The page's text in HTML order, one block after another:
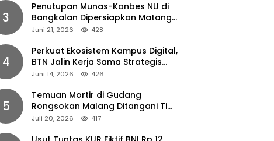
3
Penutupan Munas-Konbes NU di
Bangkalan Dipersiapkan Matang,
Gus Ipul Turun Tangan
Juni 21, 2026 428
4
Perkuat Ekosistem Kampus Digital,
BTN Jalin Kerja Sama Strategis
dengan UNAIR
Juni 14, 2026 426
5
Temuan Mortir di Gudang
Rongsokan Malang Ditangani Tim
Gegana Polda Jatim
Juli 20, 2026 417